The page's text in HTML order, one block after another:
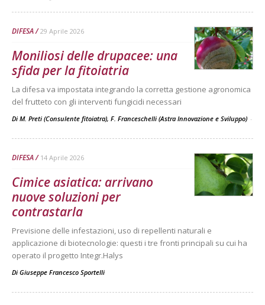
DIFESA 29 Aprile 2026
Moniliosi delle drupacee: una
sfida per la fitoiatria
La difesa va impostata integrando la corretta gestione agronomica
del frutteto con gli interventi fungicidi necessari
Di M. Preti (Consulente fitoiatra), F. Franceschelli (Astra Innovazione e Sviluppo) -
DIFESA 14 Aprile 2026
Cimice asiatica: arrivano
nuove soluzioni per
contrastarla
Previsione delle infestazioni, uso di repellenti naturali e
applicazione di biotecnologie: questi i tre fronti principali su cui ha
operato il progetto Integr.Halys
Di Giuseppe Francesco Sportelli